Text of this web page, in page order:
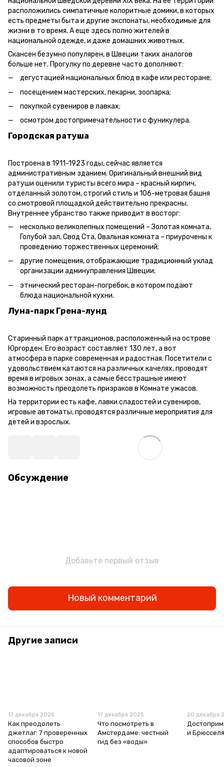
расположились симпатичные колоритные домики, в которых
есть предметы быта и другие экспонаты, необходимые для
жизни в то время. А еще здесь полно жителей в
национальной одежде, и даже домашних животных.
Скансен безумно популярен, в Швеции таких аналогов
больше нет. Прогулку по деревне часто дополняют:
дегустацией национальных блюд в кафе или ресторане;
посещением мастерских, пекарни, зоопарка;
покупкой сувениров в лавках;
осмотром достопримечательности с фуникулера.
Городская ратуша
Построена в 1911-1923 годы, сейчас является
административным зданием. Оригинальный внешний вид
ратуши оценили туристы всего мира – красный кирпич,
отделанный золотом, строгий стиль и 106-метровая башня
со смотровой площадкой действительно прекрасны.
Внутреннее убранство также приводит в восторг:
несколько великолепных помещений – Золотая комната,
Голубой зал, Свод Ста, Овальная комната – приурочены к
проведению торжественных церемоний;
другие помещения, отображающие традиционный уклад
организации админуправления Швеции;
этнический ресторан-погребок, в котором подают
блюда национальной кухни.
Луна-парк Грена-лунд
Старинный парк аттракционов, расположенный на острове
Юргорден. Его возраст составляет 130 лет, а вот
атмосфера в парке современная и радостная. Посетители с
удовольствием катаются на различных качелях, проводят
время в игровых зонах, а самые бесстрашные имеют
возможность преодолеть призраков в Комнате ужасов.
На территории есть кафе, лавки сладостей и сувениров,
игровые автоматы, проводятся различные мероприятия для
детей и взрослых.
Обсуждение
Добавьте первый отзыв
Новый комментарий
Другие записи
17 декабря 2025
Как преодолеть
джетлаг: 7 проверенных
способов быстро
адаптироваться к новой
часовой зоне
17 декабря 2025
Что посмотреть в
Амстердаме: честный
гид без «воды»
20 декабря
и